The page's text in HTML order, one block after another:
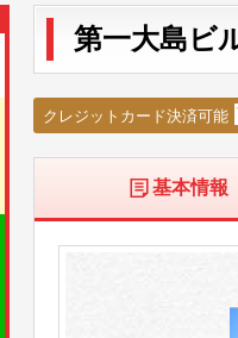
第一大島ビ
クレジットカード決済可能
基本情報